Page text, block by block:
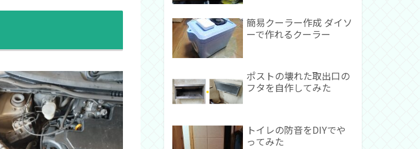
簡易クーラー作成 ダイソ
ーで作れるクーラー
ポストの壊れた取出口の
フタを自作してみた
トイレの防音をDIYでや
ってみた